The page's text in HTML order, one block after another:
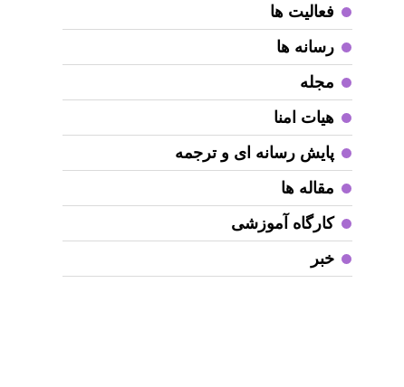
فعالیت ها
رسانه ها
مجله
هیات امنا
پایش رسانه ای و ترجمه
مقاله ها
کارگاه آموزشی
خبر